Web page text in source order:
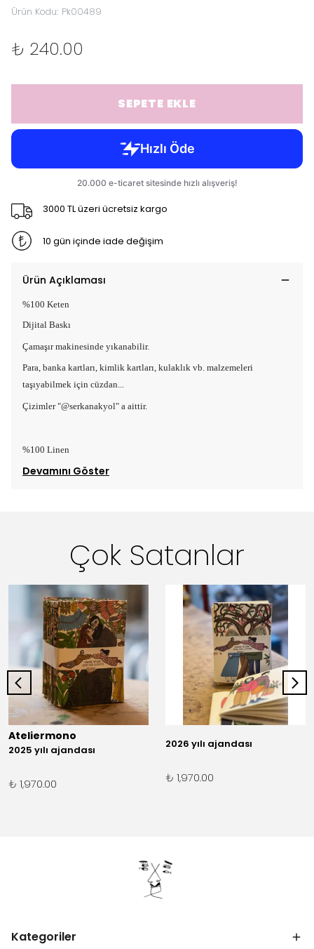
Ürün Kodu: Pk00489
₺ 240.00
SEPETE EKLE
3000 TL üzeri ücretsiz kargo
10 gün içinde iade değişim
Ürün Açıklaması
%100 Keten
Dijital Baskı
Çamaşır makinesinde yıkanabilir.
Para, banka kartları, kimlik kartları, kulaklık vb. malzemeleri
taşıyabilmek için cüzdan...
Çizimler "@serkanakyol" a aittir.
%100 Linen
Devamını Göster
Çok Satanlar
Ateliermono
2025 yılı ajandası
₺ 1,970.00
2026 yılı ajandası
₺ 1,970.00
Kategoriler